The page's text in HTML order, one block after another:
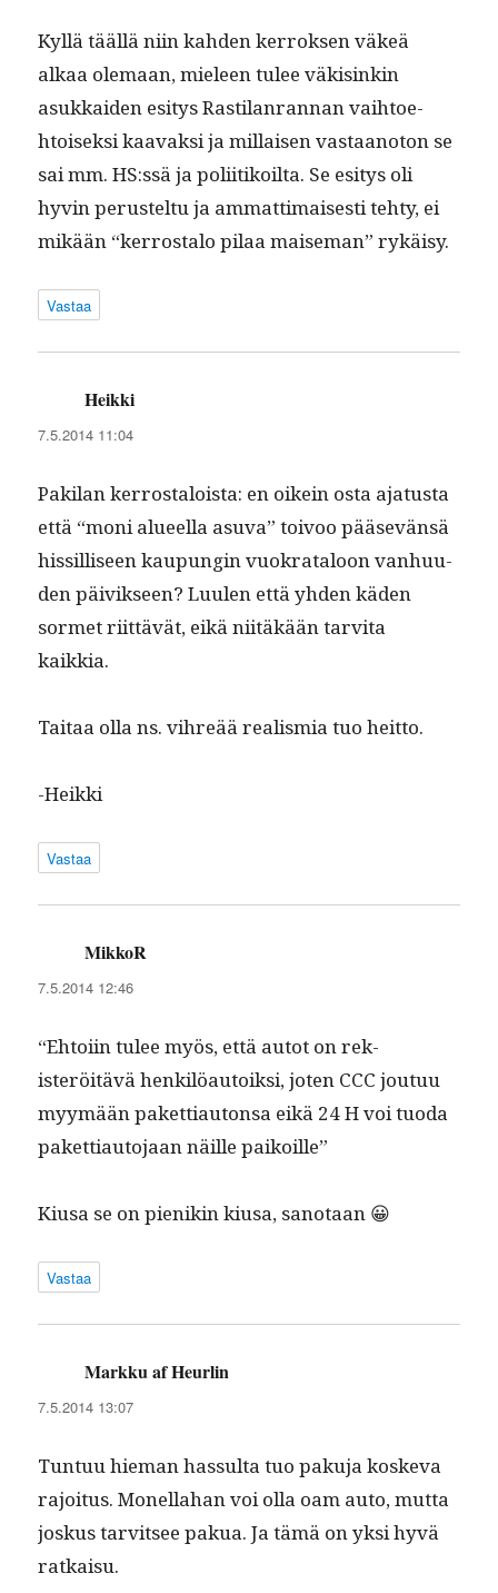
Kyl­lä tääl­lä niin kah­den ker­roksen väkeä
alkaa ole­maan, mieleen tulee väk­isinkin
asukkaiden esi­tys Rasti­lan­ran­nan vai­h­toe­
htoisek­si kaavak­si ja mil­laisen vas­taan­oton se
sai mm. HS:ssä ja poli­itikoil­ta. Se esi­tys oli
hyvin perustel­tu ja ammat­ti­mais­es­ti tehty, ei
mikään “ker­rosta­lo pilaa maise­man” rykäisy.
Vastaa
Heikki
7.5.2014 11:04
Pak­i­lan ker­rostaloista: en oikein osta aja­tus­ta
että “moni alueel­la asu­va” toivoo pää­sevän­sä
hissil­liseen kaupun­gin vuokrat­aloon van­hu­u­
den päivikseen? Luulen että yhden käden
sormet riit­tävät, eikä niitäkään tarvi­ta
kaikkia.
Taitaa olla ns. vihreää real­is­mia tuo heitto.
-Heik­ki
Vastaa
MikkoR
7.5.2014 12:46
“Ehtoi­in tulee myös, että autot on rek­
isteröitävä henkilöau­toik­si, joten CCC joutuu
myymään paket­ti­au­ton­sa eikä 24 H voi tuo­da
paket­ti­au­to­jaan näille paikoille”
Kiusa se on pienikin kiusa, sanotaan 😀
Vastaa
Markku af Heurlin
7.5.2014 13:07
Tun­tuu hie­man has­sul­ta tuo paku­ja koske­va
rajoi­tus. Monel­la­han voi olla oam auto, mut­ta
joskus tarvit­see pakua. Ja tämä on yksi hyvä
ratkaisu.